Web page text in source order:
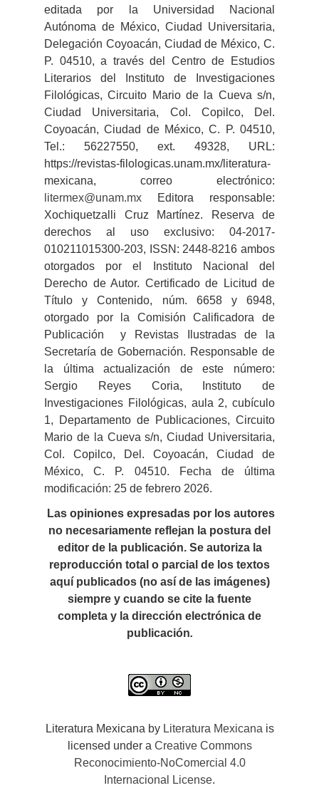
editada por la Universidad Nacional
Autónoma de México, Ciudad Universitaria,
Delegación Coyoacán, Ciudad de México, C.
P. 04510, a través del Centro de Estudios
Literarios del Instituto de Investigaciones
Filológicas, Circuito Mario de la Cueva s/n,
Ciudad Universitaria, Col. Copilco, Del.
Coyoacán, Ciudad de México, C. P. 04510,
Tel.: 56227550, ext. 49328, URL:
https://revistas-filologicas.unam.mx/literatura-
mexicana, correo electrónico:
litermex@unam.mx
Editora responsable:
Xochiquetzalli Cruz Martínez. Reserva de
derechos al uso exclusivo: 04-2017-
010211015300-203, ISSN: 2448-8216 ambos
otorgados por el Instituto Nacional del
Derecho de Autor. Certificado de Licitud de
Título y Contenido, núm. 6658 y 6948,
otorgado por la Comisión Calificadora de
Publicación y Revistas Ilustradas de la
Secretaría de Gobernación. Responsable de
la última actualización de este número:
Sergio Reyes Coria, Instituto de
Investigaciones Filológicas, aula 2, cubículo
1, Departamento de Publicaciones, Circuito
Mario de la Cueva s/n, Ciudad Universitaria,
Col. Copilco, Del. Coyoacán, Ciudad de
México, C. P. 04510. Fecha de última
modificación: 25 de febrero 2026.
Las opiniones expresadas por los autores
no necesariamente reflejan la postura del
editor de la publicación. Se autoriza la
reproducción total o parcial de los textos
aquí publicados (no así de las imágenes)
siempre y cuando se cite la fuente
completa y la dirección electrónica de
publicación.
Literatura Mexicana by Literatura Mexicanais
licensed under a Creative Commons
Reconocimiento-NoComercial 4.0
Internacional License.